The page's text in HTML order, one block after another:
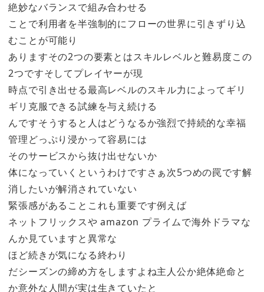
絶妙なバランスで組み合わせる
ことで利用者を半強制的にフローの世界に引きずり込
むことが可能り
ありますその2つの要素とはスキルレベルと難易度この
2つですそしてプレイヤーが現
時点で引き出せる最高レベルのスキル力によってギリ
ギリ克服できる試練を与え続ける
んですそうすると人はどうなるか強烈で持続的な幸福
管理どっぷり浸かって容易には
そのサービスから抜け出せないか
体になっていくというわけですさぁ次5つめの罠です解
消したいが解消されていない
緊張感があることこれも重要です例えば
ネットフリックスや amazon プライムで海外ドラマな
んか見ていますと異常な
ほど続きが気になる終わり
だシーズンの締め方をしますよね主人公か絶体絶命と
か意外な人間が実は生きていたと